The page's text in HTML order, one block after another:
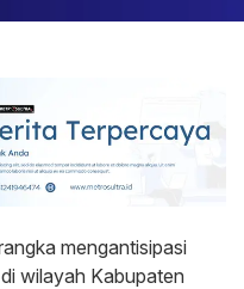
mengantisipasi
wilayah Kabupaten